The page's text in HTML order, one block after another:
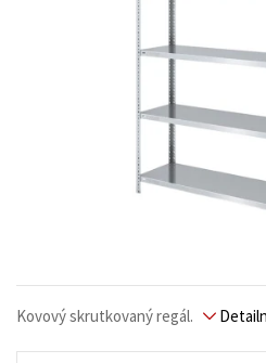
Kovový skrutkovaný regál.